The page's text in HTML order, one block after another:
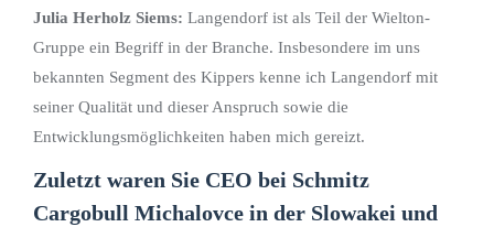
Julia Herholz Siems: Langendorf ist als Teil der Wielton-
Gruppe ein Begriff in der Branche. Insbesondere im uns
bekannten Segment des Kippers kenne ich Langendorf mit
seiner Qualität und dieser Anspruch sowie die
Entwicklungsmöglichkeiten haben mich gereizt.
Zuletzt waren Sie CEO bei Schmitz
Cargobull Michalovce in der Slowakei und